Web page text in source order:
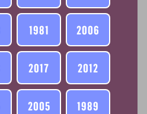
1981 2006
2017 2012
2005 1989